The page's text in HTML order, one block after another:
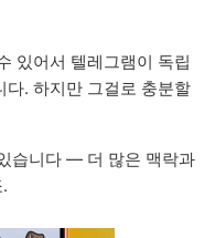
있어서 텔레그램이 독립
다. 하지만 그걸로 충분할
습니다 — 더 많은 맥락과